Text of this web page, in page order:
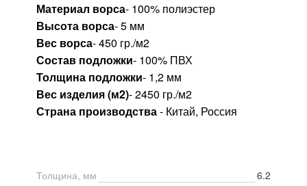
Материал ворса- 100% полиэстер
Высота ворса- 5 мм
Вес ворса- 450 гр./м2
Состав подложки- 100% ПВХ
Толщина подложки- 1,2 мм
Вес изделия (м2)- 2450 гр./м2
Страна производства- Китай, Россия
Толщина, мм
6.2